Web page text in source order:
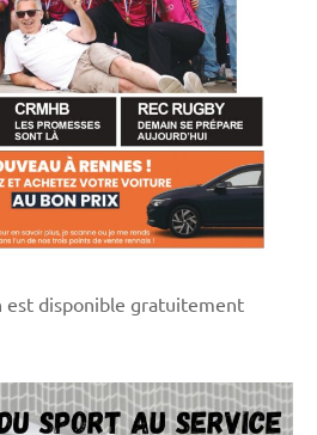
est disponible gratuitement